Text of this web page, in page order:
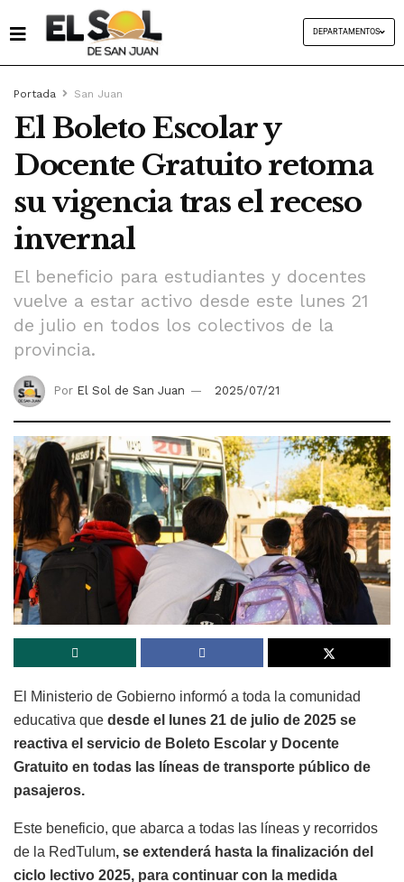
DEPARTAMENTOS
Portada San Juan
El Boleto Escolar y
Docente Gratuito retoma
su vigencia tras el receso
invernal
El beneficio para estudiantes y docentes
vuelve a estar activo desde este lunes 21
de julio en todos los colectivos de la
provincia.
Por El Sol de San Juan 2025/07/21
El Ministerio de Gobierno informó a toda la comunidad
educativa que desde el lunes 21 de julio de 2025 se
reactiva el servicio de Boleto Escolar y Docente
Gratuito en todas las líneas de transporte público de
pasajeros.
Este beneficio, que abarca a todas las líneas y recorridos
de la RedTulum, se extenderá hasta la finalización del
ciclo lectivo 2025, para continuar con la medida